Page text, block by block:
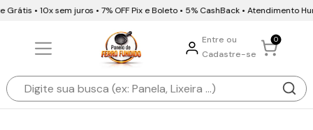
• 10x sem juros • 7% OFF Pix e Boleto • 5% CashBack • Atendimento
Entre ou
Cadastre-se
0